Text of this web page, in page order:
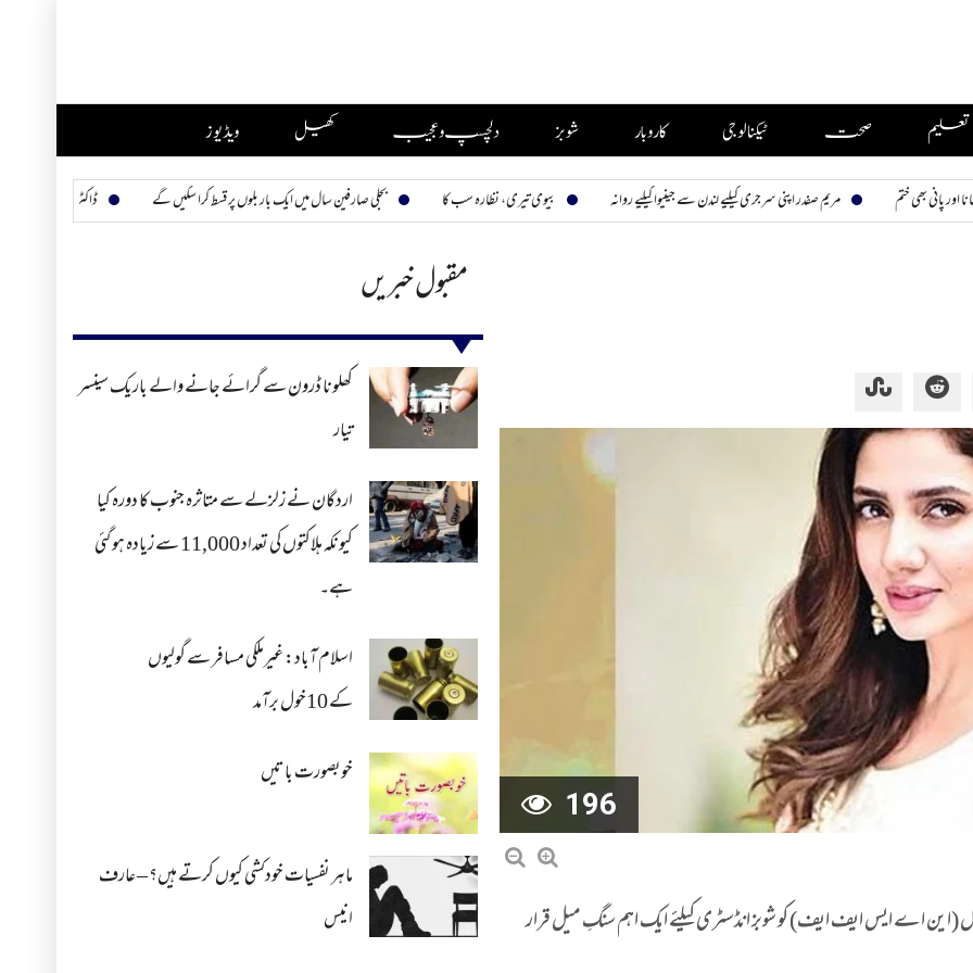
تعلیم صحت ٹیکنالوجی کاروبار شوبز دلچسپ و عجیب کھیل ویڈیوز
مریم صفدر اپنی سرجری کیلیے لندن سے جینیوا کیلیے روانہ بیوی تیری، نظارہ سب کا بجلی صارفین سال میں ایک بار بلوں پر قسط کرا سکیں گے ڈاکٹر امجد ثاقب ہمارے چھپے ہیرو
مقبول خبریں
کھلونا ڈرون سے گرائے جانے والے باریک سینسر
تیار
اردگان نے زلزلے سے متاثرہ جنوب کا دورہ کیا
کیونکہ ہلاکتوں کی تعداد 11,000 سے زیادہ ہو گئی
ہے۔
اسلام آباد: غیرملکی مسافر سے گولیوں
کے 10خول برآمد
خوبصورت باتیں
ماہر نفسیات خودکشی کیوں کرتے ہیں؟ – عارف
انیس
196
(این اے ایس ایف ایف) کو شوبز انڈسٹری کیلئے ایک اہم سنگِ میل قرار